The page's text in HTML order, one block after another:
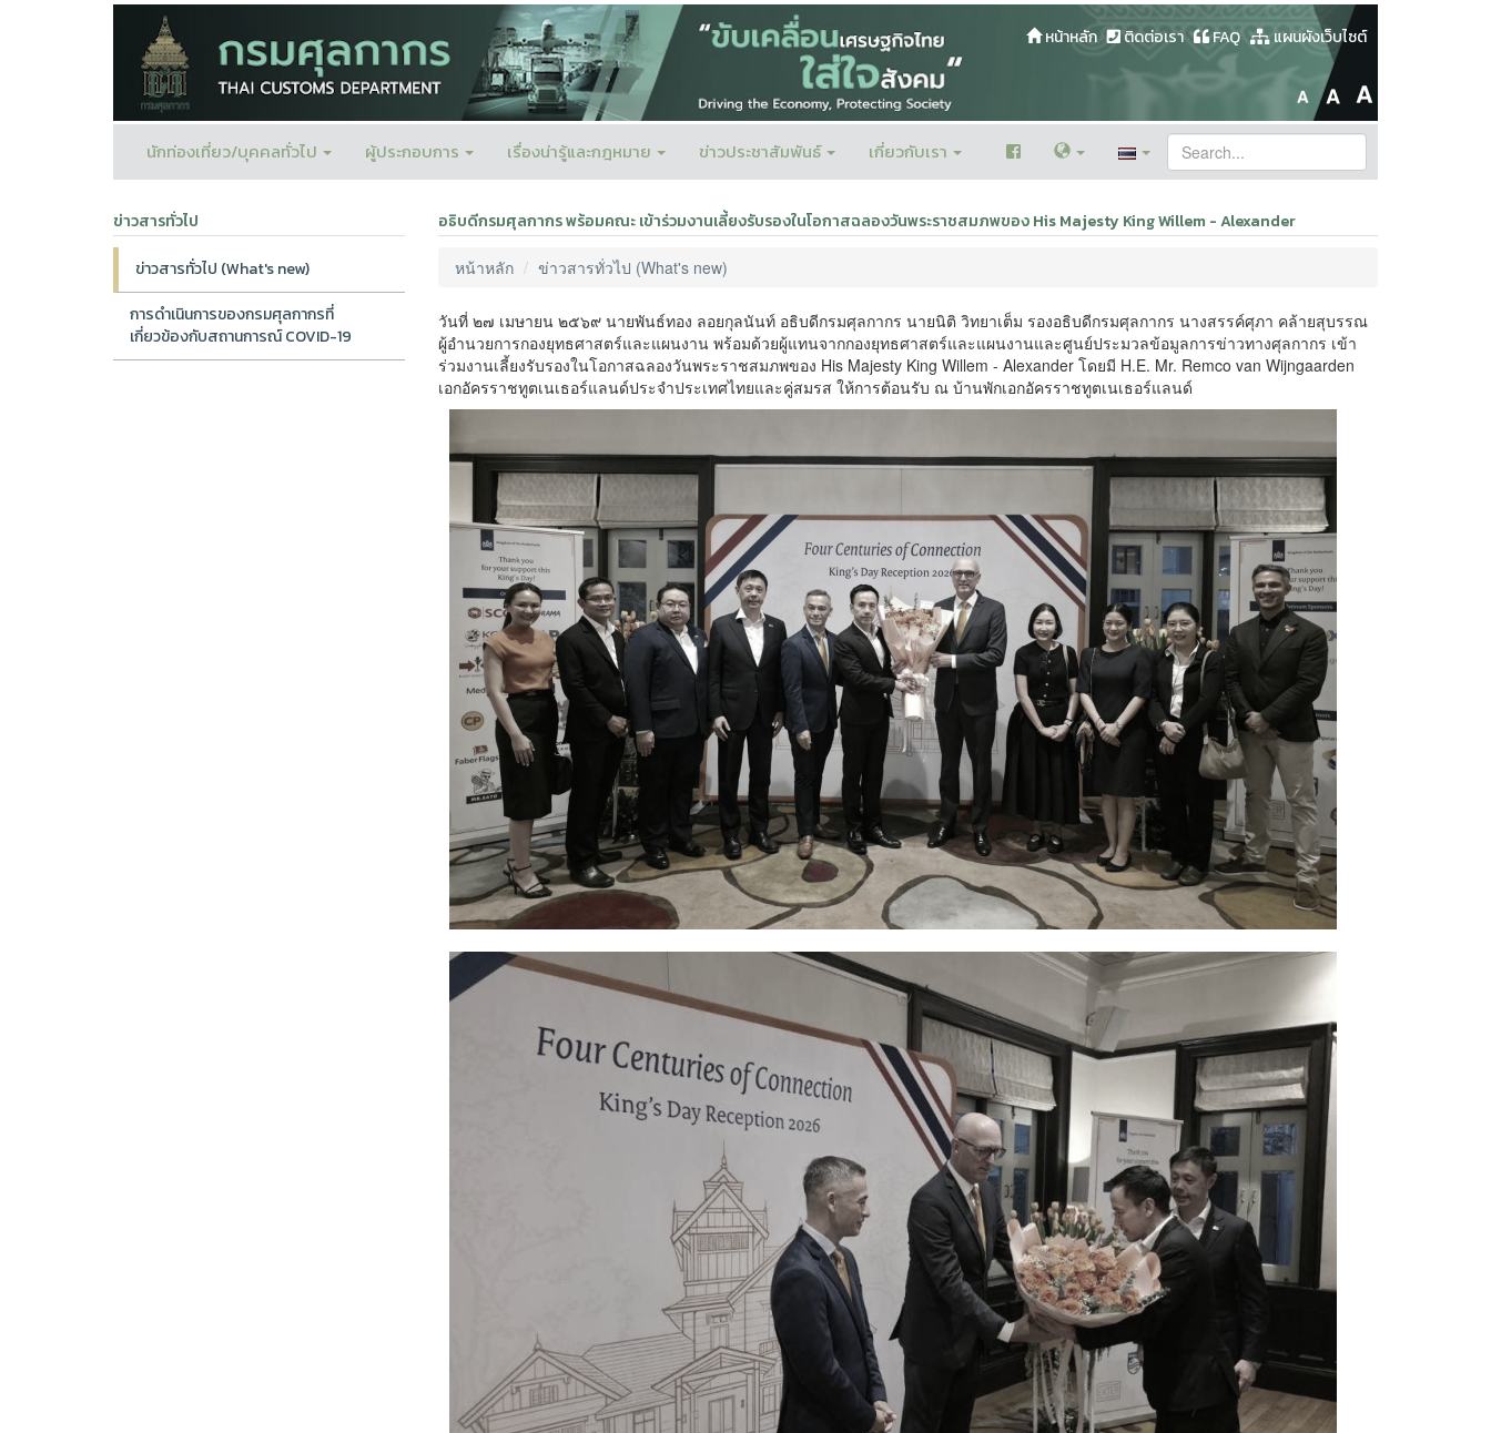
หน้าหลัก ติดต่อเรา FAQ แผนผังเว็บไซต์
นักท่องเที่ยว/บุคคลทั่วไป ผู้ประกอบการ เรื่องน่ารู้และกฎหมาย ข่าวประชาสัมพันธ์ เกี่ยวกับเรา
ข่าวสารทั่วไป
ข่าวสารทั่วไป (What's new)
การดำเนินการของกรมศุลกากรที่
เกี่ยวข้องกับสถานการณ์ COVID-19
อธิบดีกรมศุลกากร พร้อมคณะ เข้าร่วมงานเลี้ยงรับรองในโอกาสฉลองวันพระราชสมภพของ His Majesty King Willem - Alexander
หน้าหลัก ข่าวสารทั่วไป (What's new)
วันที่ ๒๗ เมษายน ๒๕๖๙ นายพันธ์ทอง ลอยกุลนันท์ อธิบดีกรมศุลกากร นายนิติ วิทยาเต็ม รองอธิบดีกรมศุลกากร นางสรรค์ศุภา คล้ายสุบรรณ
ผู้อำนวยการกองยุทธศาสตร์และแผนงาน พร้อมด้วยผู้แทนจากกองยุทธศาสตร์และแผนงานและศูนย์ประมวลข้อมูลการข่าวทางศุลกากร เข้า
ร่วมงานเลี้ยงรับรองในโอกาสฉลองวันพระราชสมภพของ His Majesty King Willem - Alexander โดยมี H.E. Mr. Remco van Wijngaarden
เอกอัครราชทูตเนเธอร์แลนด์ประจำประเทศไทยและคู่สมรส ให้การต้อนรับ ณ บ้านพักเอกอัครราชทูตเนเธอร์แลนด์